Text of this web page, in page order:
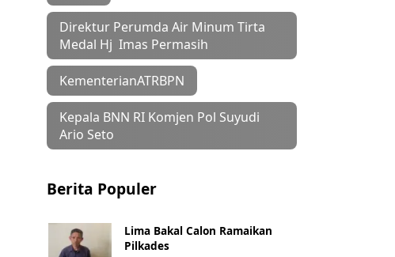
Direktur Perumda Air Minum Tirta
Medal Hj Imas Permasih
KementerianATRBPN
Kepala BNN RI Komjen Pol Suyudi
Ario Seto
Berita Populer
Lima Bakal Calon Ramaikan
Pilkades